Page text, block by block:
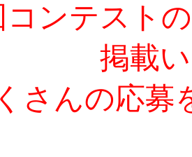
コンテスト
掲載
さんの応募